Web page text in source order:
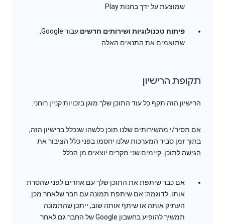
שמוצעת על ידך בחנות Play
פיתוח טכנולוגיות ושירותים חדשים
עבור Google,
שתואמים את התנאים האלה
תקופת הרישיון
הרישיון הזה תקף כל עוד התוכן שלך מוגן בזכויות קניין רוחני.
אם תסיר/י מהשירותים שלנו תוכן כלשהו שנכלל ברישיון הזה,
בתוך זמן סביר המערכות שלנו יחסמו בפני כלל הציבור את
הגישה לתוכן. קיימים שני מקרים יוצאים מן הכלל:
אם כבר שיתפת את התוכן שלך עם אחרים לפני שהסרת
אותו. לדוגמה: אם שיתפת תמונה עם חבר שלאחר מכן
העתיק אותה או שיתף אותה שוב, ייתכן שהתמונה
תמשיך להופיע בחשבון Google של החבר גם לאחר